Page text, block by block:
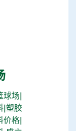
场|
|塑胶
价格|